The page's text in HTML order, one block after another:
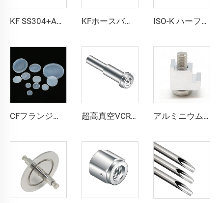
KF SS304+ABS スプリングクランププラスチックナット付真空フィッティング NW25/NW40 高品質ステンレススプリングクランプ KF16-KF50 KFホースバーブアダプター 真空用 SS304 SS316L ホースバーブアダプター KF16-KF50 NW16-NW50 ステンレス鋼製真空継手 半導体用 ISO-K ハーフニップル ステンレス鋼 SS304/SS316L フランジ継手 スムーズ真空クランプ 溶接用 高品質ニップル ISO63-500 L=30/100mm
CFフランジ用プラスチックキャップ 白色PE 高真空防塵キャップ CF16-CF300 高品質 CFフランジ表面保護用継手 超高真空VCRおよびQCR継手用、長・短グランド対応、ステンレス鋼製QCR-メタルフェース継手 1/8"-1" ブライトアニール／電解研磨仕上げ アルミニウム/SS304 ISO単壁クランプ ステンレス鋼 M8/M10/M12 真空 高品質ウォールクランプ継手フランジ